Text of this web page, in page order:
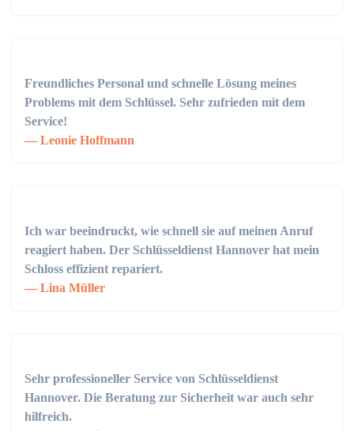
Freundliches Personal und schnelle Lösung meines
Problems mit dem Schlüssel. Sehr zufrieden mit dem
Service!
Leonie Hoffmann
Ich war beeindruckt, wie schnell sie auf meinen Anruf
reagiert haben. Der Schlüsseldienst Hannover hat mein
Schloss effizient repariert.
Lina Müller
Sehr professioneller Service von Schlüsseldienst
Hannover. Die Beratung zur Sicherheit war auch sehr
hilfreich.